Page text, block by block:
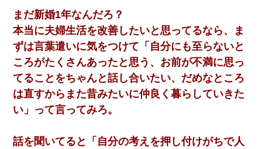
まだ新婚1年なんだろ？
本当に夫婦生活を改善したいと思ってるなら、ま
ずは言葉遣いに気をつけて「自分にも至らないと
ころがたくさんあったと思う、お前が不満に思っ
てることをちゃんと話し合いたい、だめなところ
は直すからまた昔みたいに仲良く暮らしていきた
い」って言ってみろ。
話を聞いてると「自分の考えを押し付けがちで人